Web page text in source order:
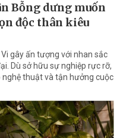
Bỗng dưng muốn
độc thân kiêu
gây ấn tượng với nhan sắc
Dù sở hữu sự nghiệp rực rỡ,
thuật và tận hưởng cuộc